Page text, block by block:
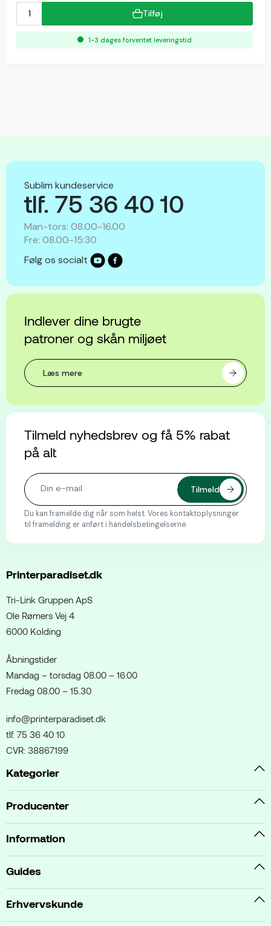
Tilføj
1-3 dages forventet leveringstid
Sublim kundeservice
tlf. 75 36 40 10
Man-tors: 08.00-16.00
Fre: 08.00-15:30
Følg os socialt
Indlever dine brugte
patroner og skån miljøet
Læs mere
Tilmeld nyhedsbrev og få 5% rabat
på alt
Du kan framelde dig når som helst. Vores kontaktoplysninger
til framelding er anført i handelsbetingelserne.
Printerparadiset.dk
Tri-Link Gruppen ApS
Ole Rømers Vej 4
6000 Kolding
Åbningstider
Mandag – torsdag 08.00 – 16.00
Fredag 08.00 – 15.30
info@printerparadiset.dk
tlf. 75 36 40 10
CVR: 38867199
Kategorier
Producenter
Information
Guides
Erhvervskunde